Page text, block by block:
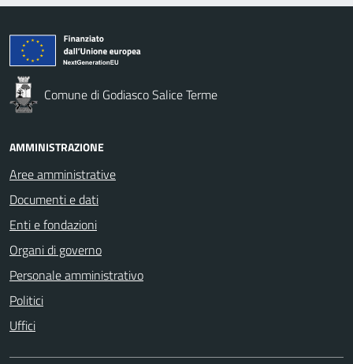
Comune di Godiasco Salice Terme
AMMINISTRAZIONE
Aree amministrative
Documenti e dati
Enti e fondazioni
Organi di governo
Personale amministrativo
Politici
Uffici